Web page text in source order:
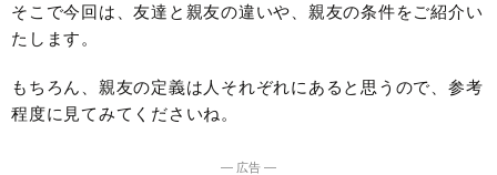
そこで今回は、友達と親友の違いや、親友の条件をご紹介い
たします。
もちろん、親友の定義は人それぞれにあると思うので、参考
程度に見てみてくださいね。
― 広告 ―